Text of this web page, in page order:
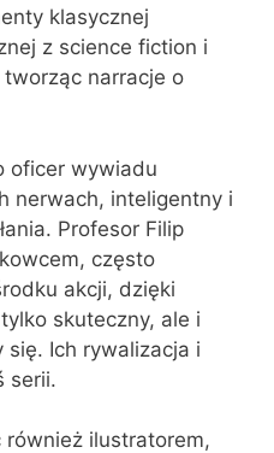
klasycznej
z science fiction i
narracje o
oficer wywiadu
nerwach, inteligentny i
Profesor Filip
często
akcji, dzięki
skuteczny, ale i
się. Ich rywalizacja i
serii.
również ilustratorem,